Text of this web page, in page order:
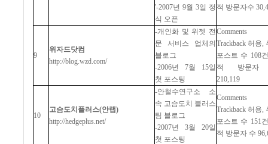
'-2007년 9월 3일 정
식 오픈
적 방문자수
9
위자드닷컴
http://blog.wzd.com/
-개인화 및 위젯 전
문
서비스
업체의
블로그
-2006년 7월 15일
첫 포스팅
Trackback 허용
포스트 수 108건
적
방문자
210,119
10
고슴도치플러스(안랩)
http://hedgeplus.net/
-안철수연구소
소
속 고슴도치 블러스
팀 블로그
-2007년 3월 20일
첫 포스팅
Trackback 허용
포스트 수 151 건
적 방문자 수